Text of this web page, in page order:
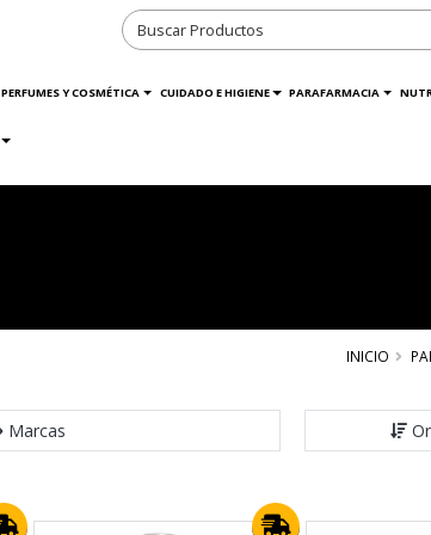
PERFUMES Y COSMÉTICA CUIDADO E HIGIENE PARAFARMACIA
INICIO
Marcas